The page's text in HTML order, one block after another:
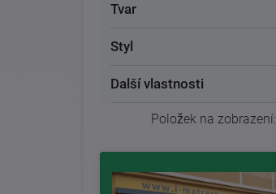
Tvar
Styl
Další vlastnosti
Položek na zobrazení: